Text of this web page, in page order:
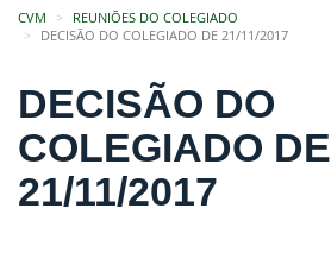
CVM
REUNIÕES DO COLEGIADO
DECISÃO DO COLEGIADO DE 21/11/2017
DECISÃO DO
COLEGIADO DE
21/11/2017